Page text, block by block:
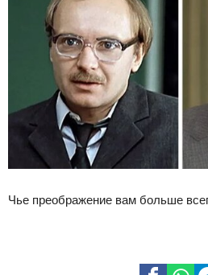
Чье преображение вам больше